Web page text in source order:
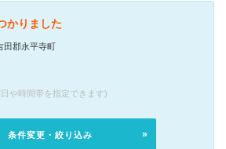
かりました
田郡永平寺町
や時間帯を指定できます)
条件変更・絞り込み